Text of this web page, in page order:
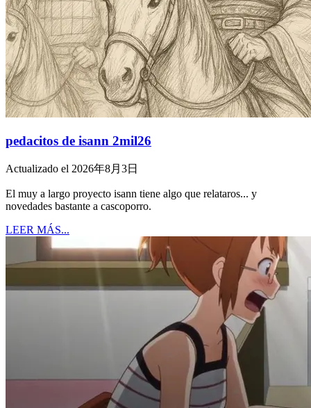
pedacitos de isann 2mil26
Actualizado el 2026年8月3日
El muy a largo proyecto isann tiene algo que relataros... y
novedades bastante a cascoporro.
LEER MÁS...